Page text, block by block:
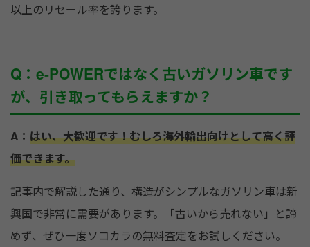
以上のリセール率を誇ります。
Q：e-POWERではなく古いガソリン車です
が、引き取ってもらえますか？
A： はい、大歓迎です！むしろ海外輸出向けとして高く評
価できます。
記事内で解説した通り、構造がシンプルなガソリン車は新
興国で非常に需要があります。「古いから売れない」と諦
めず、ぜひ一度ソコカラの無料査定をお試しください。